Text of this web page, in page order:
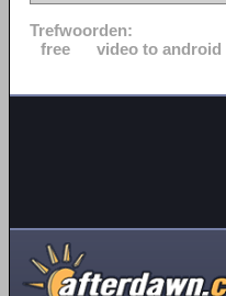
Trefwoorden:
free
video to android